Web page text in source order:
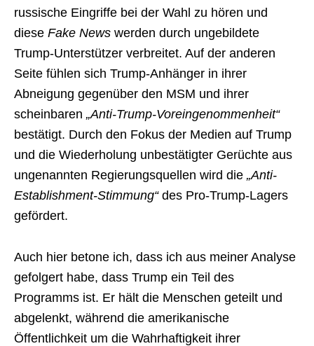
russische Eingriffe bei der Wahl zu hören und
diese Fake News werden durch ungebildete
Trump-Unterstützer verbreitet. Auf der anderen
Seite fühlen sich Trump-Anhänger in ihrer
Abneigung gegenüber den MSM und ihrer
scheinbaren „Anti-Trump-Voreingenommenheit“
bestätigt. Durch den Fokus der Medien auf Trump
und die Wiederholung unbestätigter Gerüchte aus
ungenannten Regierungsquellen wird die „Anti-
Establishment-Stimmung“des Pro-Trump-Lagers
gefördert.
Auch hier betone ich, dass ich aus meiner Analyse
gefolgert habe, dass Trump ein Teil des
Programms ist. Er hält die Menschen geteilt und
abgelenkt, während die amerikanische
Öffentlichkeit um die Wahrhaftigkeit ihrer